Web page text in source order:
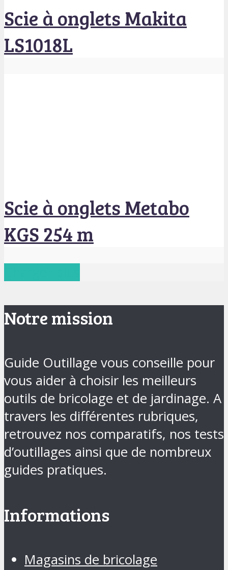
Scie à onglets Makita
LS1018L
Scie à onglets Metabo
KGS 254 m
Notre mission
Guide Outillage vous conseille pour
vous aider à choisir les meilleurs
outils de bricolage et de jardinage. A
travers les différentes rubriques,
retrouvez nos comparatifs, nos tests
d’outillages ainsi que de nombreux
guides pratiques.
Informations
Magasins de bricolage